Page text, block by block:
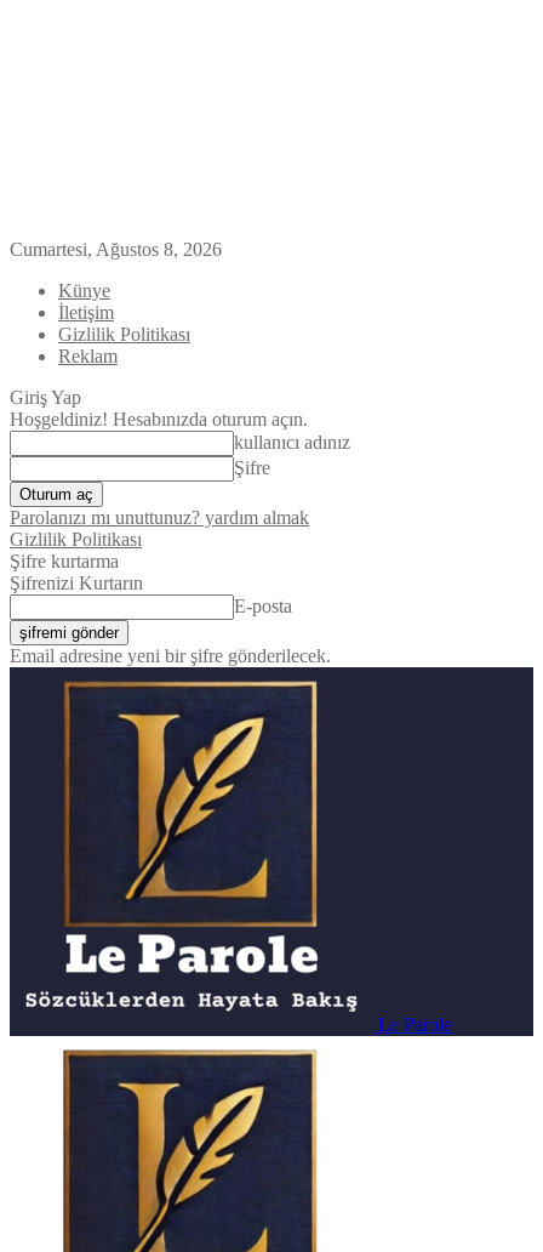
Cumartesi, Ağustos 8, 2026
Künye
İletişim
Gizlilik Politikası
Reklam
Giriş Yap
Hoşgeldiniz! Hesabınızda oturum açın.
kullanıcı adınız
Şifre
Parolanızı mı unuttunuz? yardım almak
Gizlilik Politikası
Şifre kurtarma
Şifrenizi Kurtarın
E-posta
Email adresine yeni bir şifre gönderilecek.
Le Parole